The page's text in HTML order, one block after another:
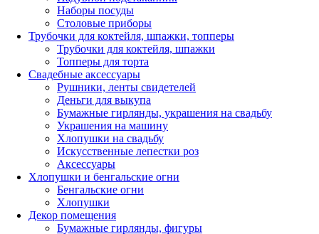
Наборы посуды
Столовые приборы
Трубочки для коктейля, шпажки, топперы
Трубочки для коктейля, шпажки
Топперы для торта
Свадебные аксессуары
Рушники, ленты свидетелей
Деньги для выкупа
Бумажные гирлянды, украшения на свадьбу
Украшения на машину
Хлопушки на свадьбу
Искусственные лепестки роз
Аксессуары
Хлопушки и бенгальские огни
Бенгальские огни
Хлопушки
Декор помещения
Бумажные гирлянды, фигуры